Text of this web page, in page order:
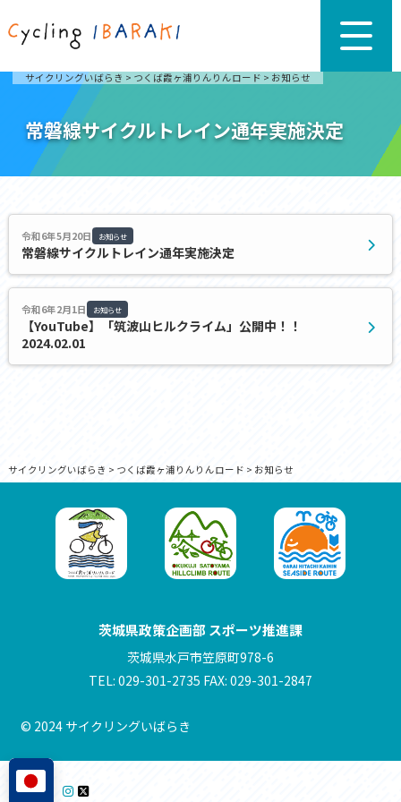
サイクリングいばらき > つくば霞ヶ浦りんりんロード > お知らせ
常磐線サイクルトレイン通年実施決定
令和6年5月20日 お知らせ
常磐線サイクルトレイン通年実施決定
令和6年2月1日 お知らせ
【YouTube】「筑波山ヒルクライム」公開中！！
2024.02.01
サイクリングいばらき > つくば霞ヶ浦りんりんロード > お知らせ
茨城県政策企画部 スポーツ推進課
茨城県水戸市笠原町978-6
TEL: 029-301-2735 FAX: 029-301-2847
© 2024 サイクリングいばらき